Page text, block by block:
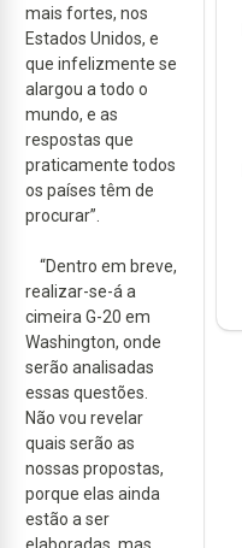
mais fortes, nos
Estados Unidos, e
que infelizmente se
alargou a todo o
mundo, e as
respostas que
praticamente todos
os países têm de
procurar”.
“Dentro em breve,
realizar-se-á a
cimeira G-20 em
Washington, onde
serão analisadas
essas questões.
Não vou revelar
quais serão as
nossas propostas,
porque elas ainda
estão a ser